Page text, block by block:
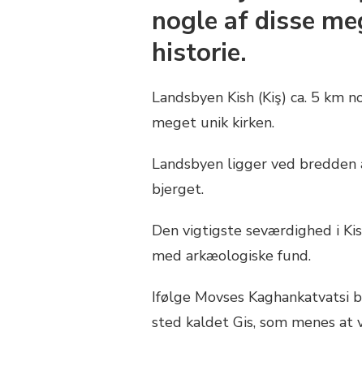
nogle af disse
historie.
Landsbyen Kish (Kiş) ca. 5 km
meget unik kirken.
Landsbyen ligger ved
bjerget.
Den vigtigste seværdighed i
med arkæologiske fund.
Ifølge Movses Kaghankatvatsi
sted kaldet Gis, som menes